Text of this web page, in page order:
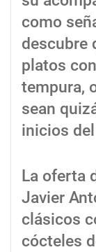
como
descubre
platos
tempura,
sean
inicios
La oferta
Javier
clásicos
cócteles